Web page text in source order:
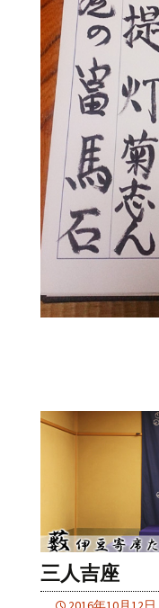
三人吉座